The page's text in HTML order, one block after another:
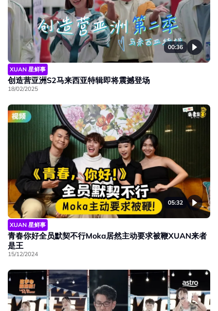
00:36
XUAN 星鲜事
创造营亚洲S2马来西亚特辑即将震撼登场
18/02/2025
05:32
XUAN 星鲜事
青春你好全员默契不行Moka居然主动要求被鞭XUAN来者
是王
15/12/2024